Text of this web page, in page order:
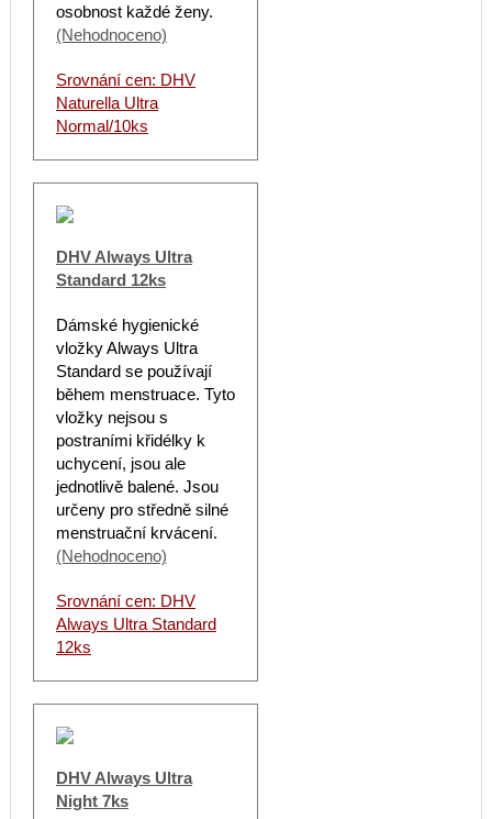
osobnost každé ženy.
(Nehodnoceno)
Srovnání cen: DHV
Naturella Ultra
Normal/10ks
DHV Always Ultra
Standard 12ks
Dámské hygienické
vložky Always Ultra
Standard se používají
během menstruace. Tyto
vložky nejsou s
postraními křidélky k
uchycení, jsou ale
jednotlivě balené. Jsou
určeny pro středně silné
menstruační krvácení.
(Nehodnoceno)
Srovnání cen: DHV
Always Ultra Standard
12ks
DHV Always Ultra
Night 7ks